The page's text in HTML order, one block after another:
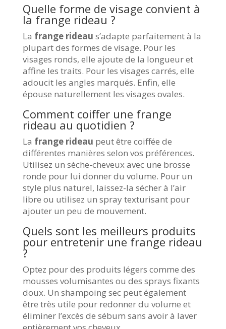
Quelle forme de visage convient à
la frange rideau ?
La frange rideau s’adapte parfaitement à la
plupart des formes de visage. Pour les
visages ronds, elle ajoute de la longueur et
affine les traits. Pour les visages carrés, elle
adoucit les angles marqués. Enfin, elle
épouse naturellement les visages ovales.
Comment coiffer une frange
rideau au quotidien ?
La frange rideau peut être coiffée de
différentes manières selon vos préférences.
Utilisez un sèche-cheveux avec une brosse
ronde pour lui donner du volume. Pour un
style plus naturel, laissez-la sécher à l’air
libre ou utilisez un spray texturisant pour
ajouter un peu de mouvement.
Quels sont les meilleurs produits
pour entretenir une frange rideau
?
Optez pour des produits légers comme des
mousses volumisantes ou des sprays fixants
doux. Un shampoing sec peut également
être très utile pour redonner du volume et
éliminer l’excès de sébum sans avoir à laver